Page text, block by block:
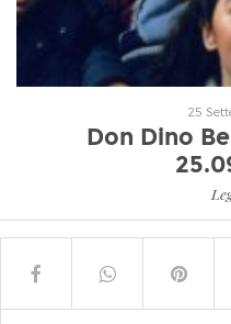
25
Don Dino